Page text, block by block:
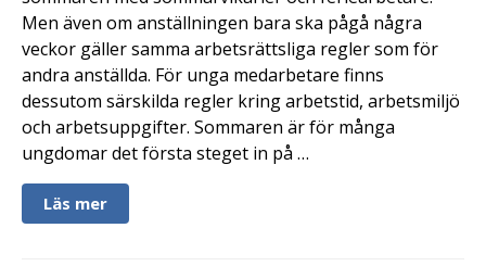
Men även om anställningen bara ska pågå några
veckor gäller samma arbetsrättsliga regler som för
andra anställda. För unga medarbetare finns
dessutom särskilda regler kring arbetstid, arbetsmiljö
och arbetsuppgifter. Sommaren är för många
ungdomar det första steget in på …
Läs mer